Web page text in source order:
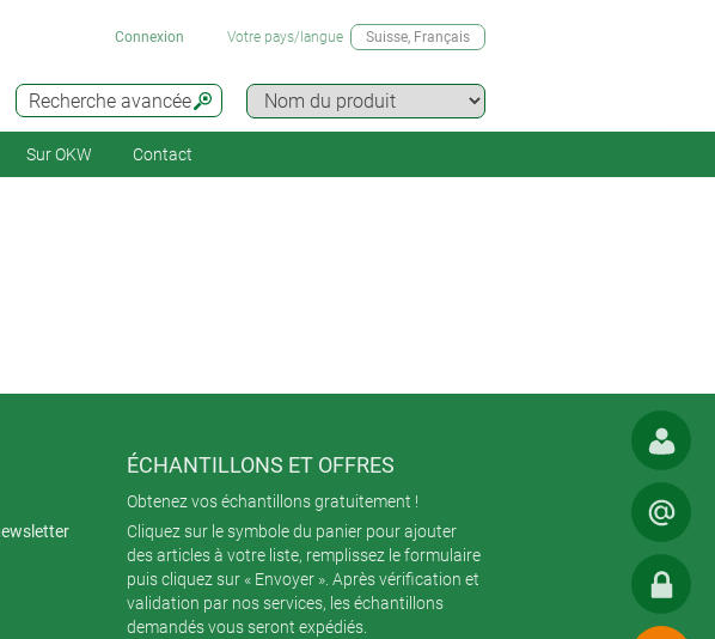
Recherche avancée
Connexion Votre pays/langue Suisse, Français
Sur OKW Contact
ÉCHANTILLONS ET OFFRES
Obtenez vos échantillons gratuitement !
Cliquez sur le symbole du panier pour ajouter
des articles à votre liste, remplissez le formulaire
puis cliquez sur « Envoyer ». Après vérification et
validation par nos services, les échantillons
demandés vous seront expédiés.